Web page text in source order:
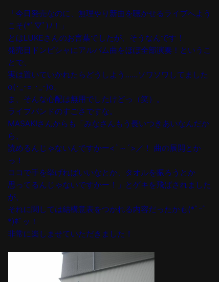
「今日発売なのに、無理やり新曲を聴かせるライブへよう
こそ(*ﾟ▽ﾟ)ﾉ！」
とはLUKEさんのお言葉でしたが、そうなんです！
発売日ドンピシャにアルバム曲をほぼ全部演奏！というこ
とで、
実は置いていかれたらどうしよう……ソワソワしてました
o(･_･= ･_･)o。
ま、そんな心配は無用でしたけどっ（笑）。
ライブバンドのすごさですな。
MASAKIさんからも「みなさんもう長いつきあいなんだか
ら、
読めるんじゃないんですかー<`～´>／！ 曲の展開とか
っ！
ココで手を挙げればいいなとか、タオルを振ろうとか
思ってるんじゃないですかー！」とゲキを飛ばされました
が、
それに関しては結構意表をつかれる内容だったかも(*ﾟｰﾟ
*)ﾎﾟッ！
非常に楽しませていただきました！